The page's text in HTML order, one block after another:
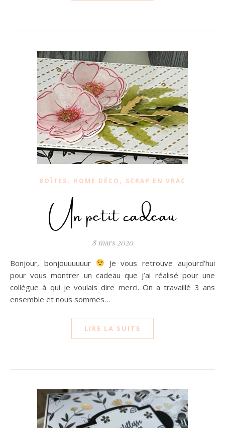
BOÎTES, HOME DÉCO , SCRAP EN VRAC
Un petit cadeau
8 mars 2020
Bonjour, bonjouuuuuur
Je vous retrouve aujourd’hui
pour vous montrer un cadeau que j’ai réalisé pour une
collègue à qui je voulais dire merci. On a travaillé 3 ans
ensemble et nous sommes…
LIRE LA SUITE